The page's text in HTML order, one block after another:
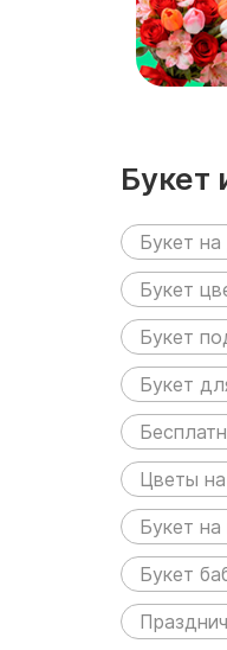
Букет
Букет
Букет
Букет
Букет
Цветы
Букет
Букет